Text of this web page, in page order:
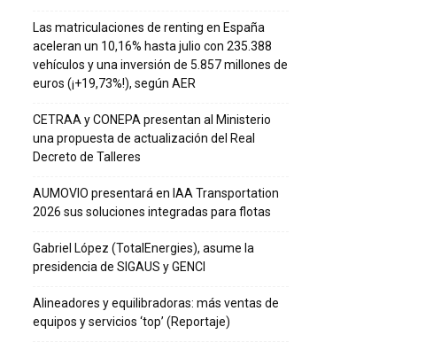
Las matriculaciones de renting en España
aceleran un 10,16% hasta julio con 235.388
vehículos y una inversión de 5.857 millones de
euros (¡+19,73%!), según AER
CETRAA y CONEPA presentan al Ministerio
una propuesta de actualización del Real
Decreto de Talleres
AUMOVIO presentará en IAA Transportation
2026 sus soluciones integradas para flotas
Gabriel López (TotalEnergies), asume la
presidencia de SIGAUS y GENCI
Alineadores y equilibradoras: más ventas de
equipos y servicios ‘top’ (Reportaje)